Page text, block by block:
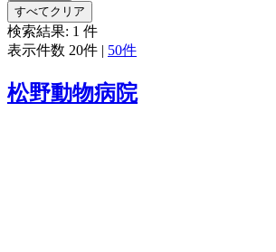
すべてクリア
検索結果: 1 件
表示件数 20件 | 50件
松野動物病院